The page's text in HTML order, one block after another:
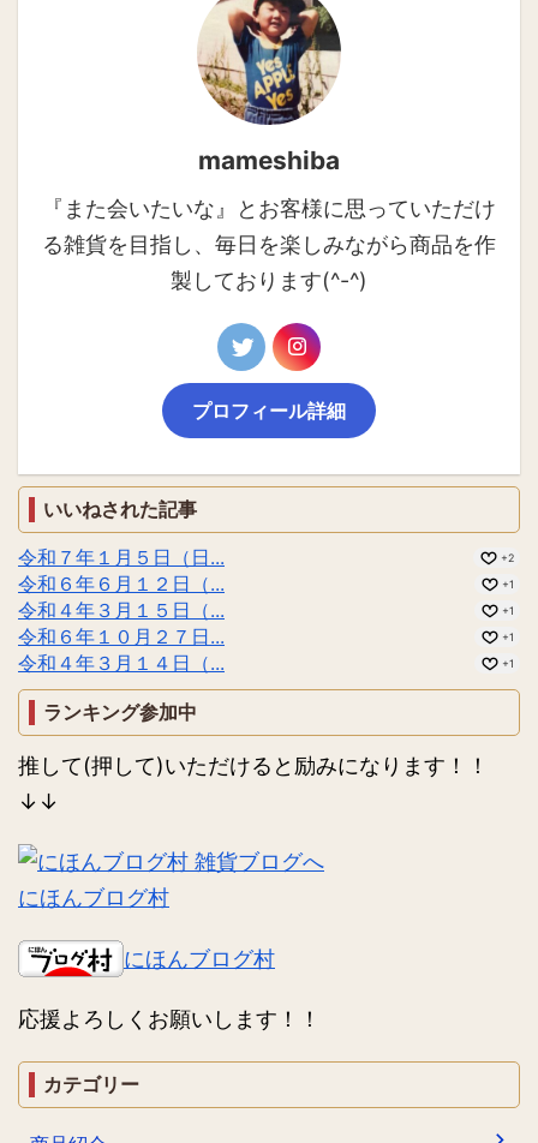
mameshiba
『また会いたいな』とお客様に思っていただけ
る雑貨を目指し、毎日を楽しみながら商品を作
製しております(^-^)
プロフィール詳細
いいねされた記事
令和７年１月５日（日...
+2
令和６年６月１２日（... +1
令和４年３月１５日（... +1
令和６年１０月２７日... +1
令和４年３月１４日（... +1
ランキング参加中
推して(押して)いただけると励みになります！！
↓↓
にほんブログ村
にほんブログ村
応援よろしくお願いします！！
カテゴリー